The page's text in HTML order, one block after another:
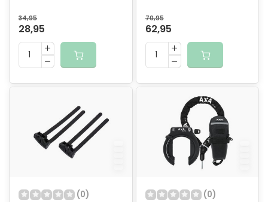
(winkelverpakking)
34,95
28,95
70,95
62,95
(0) (0)